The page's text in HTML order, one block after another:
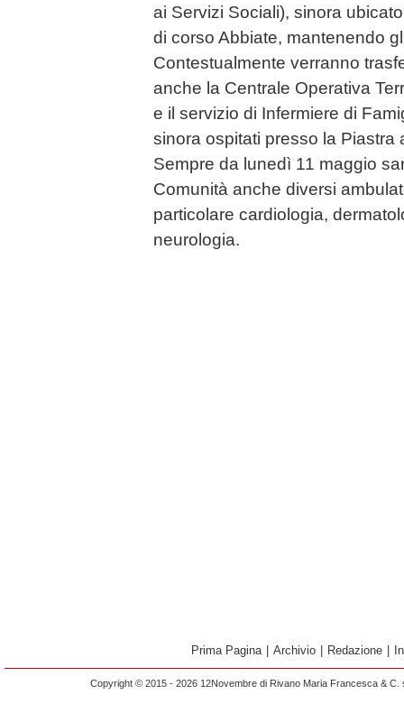
ai Servizi Sociali), sinora
di corso Abbiate, mantenendo
Contestualmente verranno
anche la Centrale Operativa
e il servizio di Infermiere di
sinora ospitati presso la Piastra
Sempre da lunedì 11 maggio
Comunità anche diversi
particolare cardiologia,
neurologia.
Prima Pagina Archivio Redazione
Copyright © 2015 - 2026 12Novembre di Rivano Maria Francesca &